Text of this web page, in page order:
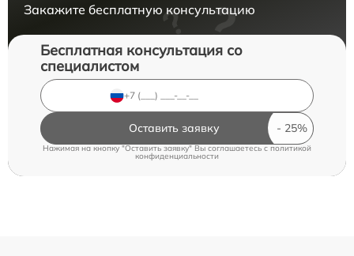
Закажите бесплатную консультацию
Бесплатная консультация со
специалистом
Оставить заявку
Нажимая на кнопку "Оставить заявку" Вы соглашаетесь cполитикой
конфиденциальности